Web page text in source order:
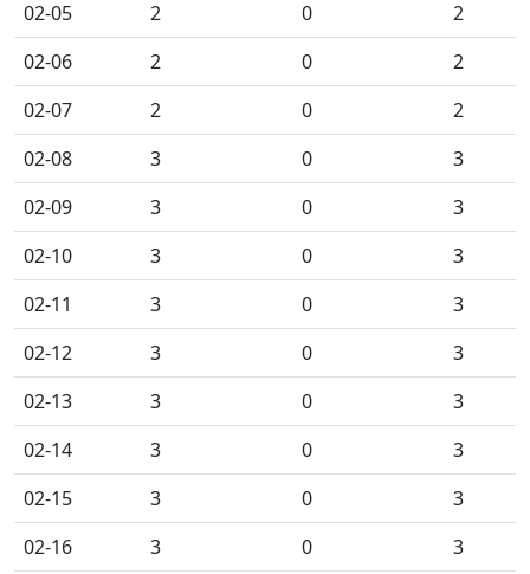
02-05
2 0
2
02-06
2 0
2
02-07
2 0
2
02-08
3 0
3
02-09
3 0
3
02-10
3 0
3
02-11
3 0
3
02-12
3 0
3
02-13
3 0
3
02-14
3 0
3
02-15
3 0
3
02-16
3 0 3